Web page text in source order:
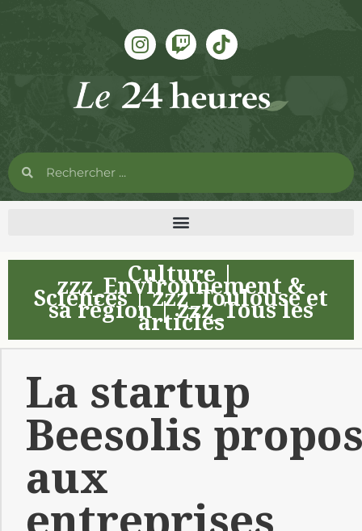
Culture|
zzz_Environnement &
Sciences|zzz_Toulouse et
sa région|zzz_Tous les
articles
La startup
Beesolis
aux